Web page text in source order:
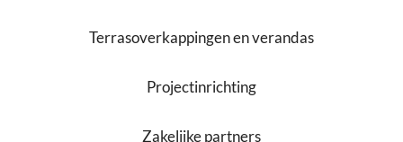
Terrasoverkappingen en verandas
Projectinrichting
Zakelijke partners